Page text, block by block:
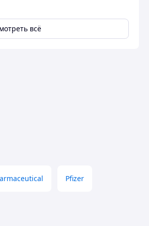
всё
Pfizer